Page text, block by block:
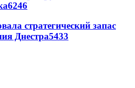
6246
стратегический запас
Днестра5433